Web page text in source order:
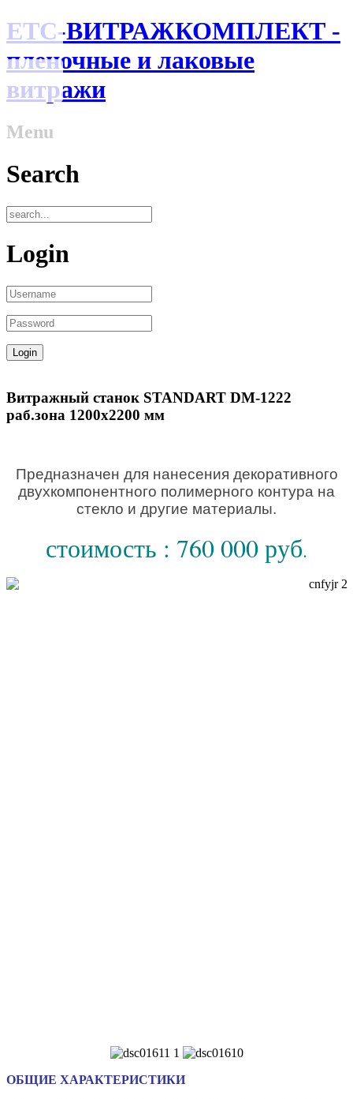
ЕТС-ВИТРАЖКОМПЛЕКТ -
пленочные и лаковые
витражи
Menu
Search
Login
Витражный станок STANDART DM-1222
раб.зона 1200х2200 мм
Предназначен для нанесения декоративного
двухкомпонентного полимерного контура на
стекло и другие материалы.
стоимость : 760 000 руб.
ОБЩИЕ ХАРАКТЕРИСТИКИ